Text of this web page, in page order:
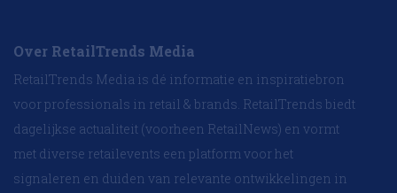
Over RetailTrends Media
RetailTrends Media is dé informatie en inspiratiebron
voor professionals in retail & brands. RetailTrends biedt
dagelijkse actualiteit (voorheen RetailNews) en vormt
met diverse retailevents een platform voor het
signaleren en duiden van relevante ontwikkelingen in